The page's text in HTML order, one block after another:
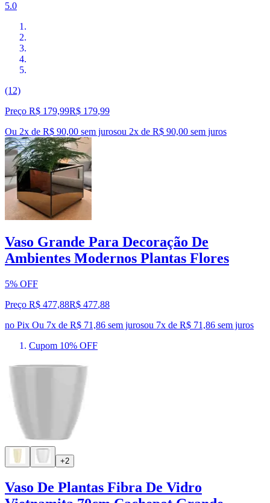
5.0
(12)
Preço R$ 179,99R$ 179,99
Ou 2x de R$ 90,00 sem jurosou 2x de R$ 90,00 sem juros
Vaso Grande Para Decoração De
Ambientes Modernos Plantas Flores
5% OFF
Preço R$ 477,88R$ 477,88
no Pix Ou 7x de R$ 71,86 sem jurosou 7x de R$ 71,86 sem juros
Cupom 10% OFF
+2
Vaso De Plantas Fibra De Vidro